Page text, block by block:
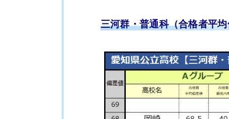
三河群・普通科（合格者平均